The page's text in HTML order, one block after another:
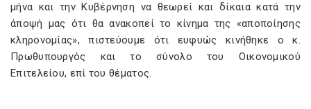
μήνα και την Κυβέρνηση να θεωρεί και δίκαια κατά την
άποψή μας ότι θα ανακοπεί το κίνημα της «αποποίησης
κληρονομίας», πιστεύουμε ότι ευφυώς κινήθηκε ο κ.
Πρωθυπουργός και το σύνολο του Οικονομικού
Επιτελείου, επί του θέματος.